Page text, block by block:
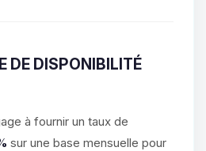
DE DISPONIBILITÉ
à fournir un taux de
sur une base mensuelle pour